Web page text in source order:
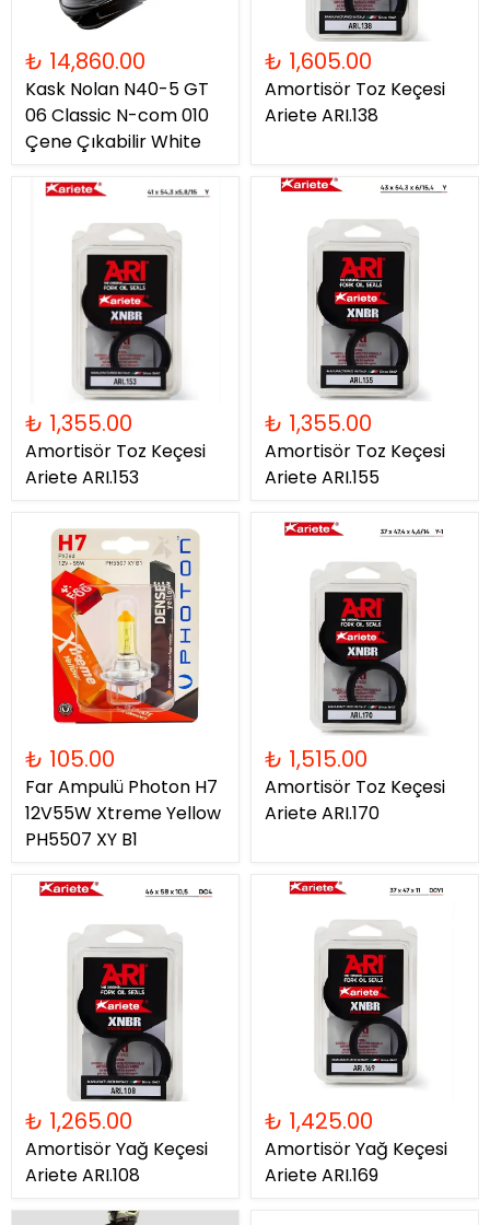
₺ 14,860.00
Kask Nolan N40-5 GT
06 Classic N-com 010
Çene Çıkabilir White
₺ 1,605.00
Amortisör Toz Keçesi
Ariete ARI.138
₺ 1,355.00
Amortisör Toz Keçesi
Ariete ARI.153
₺ 1,355.00
Amortisör Toz Keçesi
Ariete ARI.155
₺ 105.00
Far Ampulü Photon H7
12V55W Xtreme Yellow
PH5507 XY B1
₺ 1,515.00
Amortisör Toz Keçesi
Ariete ARI.170
₺ 1,265.00
Amortisör Yağ Keçesi
Ariete ARI.108
₺ 1,425.00
Amortisör Yağ Keçesi
Ariete ARI.169